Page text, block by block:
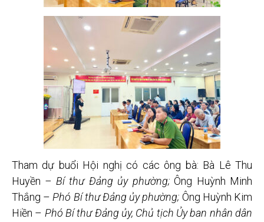
Tham dự buổi Hội nghị có các ông bà: Bà Lê Thu
Huyền – Bí thư Đảng ủy phường;Ông Huỳnh Minh
Thắng – Phó Bí thư Đảng ủy phường; Ông Huỳnh Kim
Hiền – Phó Bí thư Đảng ủy, Chủ tịch Ủy ban nhân dân